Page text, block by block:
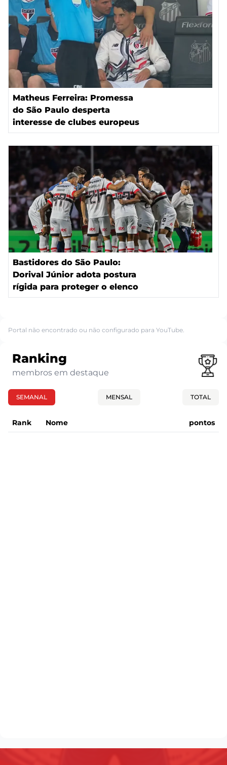
Matheus Ferreira: Promessa
do São Paulo desperta
interesse de clubes europeus
Bastidores do São Paulo:
Dorival Júnior adota postura
rígida para proteger o elenco
Portal não encontrado ou não configurado para YouTube.
Ranking
membros em destaque
SEMANAL MENSAL TOTAL
Rank Nome pontos